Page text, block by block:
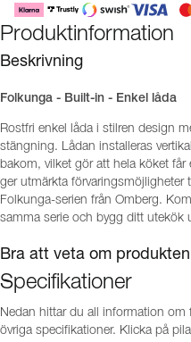
Produktinformation
Beskrivning
Folkunga - Built-in - Enkel låda
Rostfri enkel låda i stilren design
stängning. Lådan installeras
bakom, vilket gör att hela köket
ger utmärkta
Folkunga-serien från Omberg.
samma serie och bygg ditt utekök
Bra att veta om produkten
Specifikationer
Nedan hittar du all information
övriga specifikationer. Klicka på